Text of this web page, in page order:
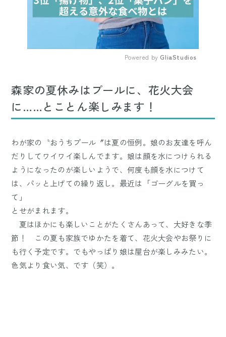
Powered by GliaStudios
森家の夏休みはプールに、花火大会
に……とことん楽しみます！
わが家の〝おうちプール〞は夏の恒例。娘のお友達を呼ん
だりしてワイワイ楽しんでます。娘は顔を水につけられる
ようになったのが楽しいようで、何度も顔を水につけて
は、パッと上げての繰り返し。最近は「ゴーグルを買っ
て」
とせがまれます。
夏はほかにも楽しいことがたくさんあって、大好きな季
節！ この夏も家族でゆかたを着て、花火大会やお祭りに
も行く予定です。でもやっぱり娘は屋台が楽しみみたい。
色気より食い気、です（笑）。